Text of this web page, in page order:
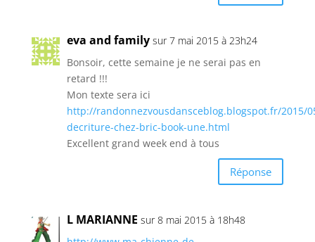
eva and family sur 7 mai 2015 à 23h24
Bonsoir, cette semaine je ne serai pas en
retard !!!
Mon texte sera ici
http://randonnezvousdansceblog.blogspot.fr/2015/
decriture-chez-bric-book-une.html
Excellent grand week end à tous
Réponse
L MARIANNE sur 8 mai 2015 à 18h48